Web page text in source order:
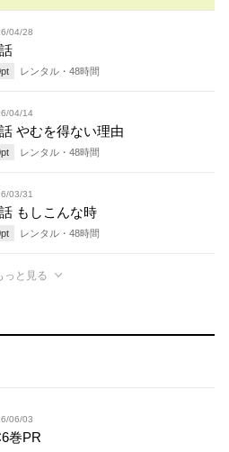
04/28
pt レンタル・ 48時間
04/14
やむを得ない理由
pt レンタル・ 48時間
03/31
もしこんな時
pt レンタル・ 48時間
っと見る
06/03
巻PR